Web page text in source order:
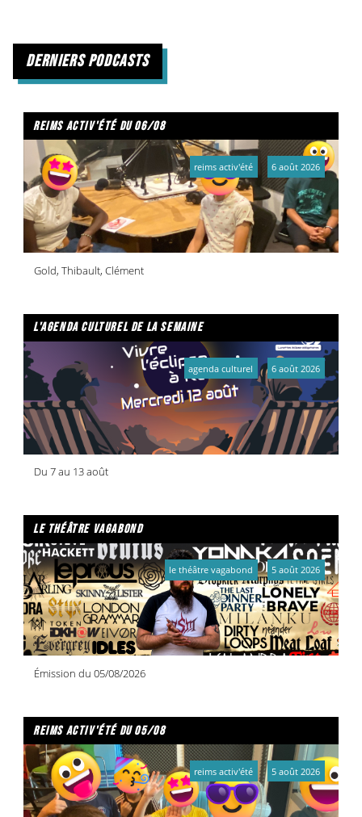
derniers podcasts
reims activ'été du 06/08
Gold, Thibault, Clément
reims activ'été 6 août 2026
l'agenda culturel de la semaine
Du 7 au 13 août
agenda culturel 6 août 2026
le théâtre vagabond
Émission du 05/08/2026
le théâtre vagabond 5 août 2026
reims activ'été du 05/08
reims activ'été 5 août 2026